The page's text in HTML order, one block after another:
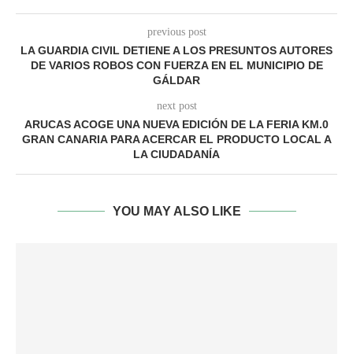
previous post
LA GUARDIA CIVIL DETIENE A LOS PRESUNTOS AUTORES
DE VARIOS ROBOS CON FUERZA EN EL MUNICIPIO DE
GÁLDAR
next post
ARUCAS ACOGE UNA NUEVA EDICIÓN DE LA FERIA KM.0
GRAN CANARIA PARA ACERCAR EL PRODUCTO LOCAL A
LA CIUDADANÍA
YOU MAY ALSO LIKE